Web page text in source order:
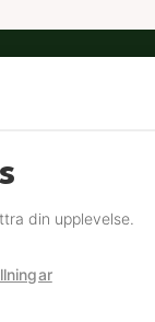
din upplevelse.
Jobba här
Kontakta oss